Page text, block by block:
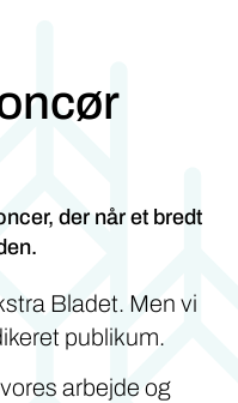
der når et bredt
Bladet. Men vi
publikum.
arbejde og